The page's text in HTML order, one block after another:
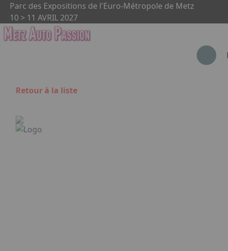
Aller au contenu principal
Parc des Expositions de l'Euro-Métropole de Metz
10 > 11 AVRIL 2027
Retour à la liste
Panneau de gestion des cookies